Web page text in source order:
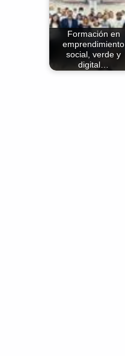
Formación en
emprendimiento
social, verde y
digital…